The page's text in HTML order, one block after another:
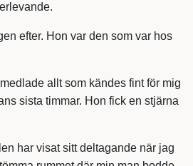
efter. Hon var den som var hos
allt som kändes fint för mig
sista timmar. Hon fick en stjärna
har visat sitt deltagande när jag